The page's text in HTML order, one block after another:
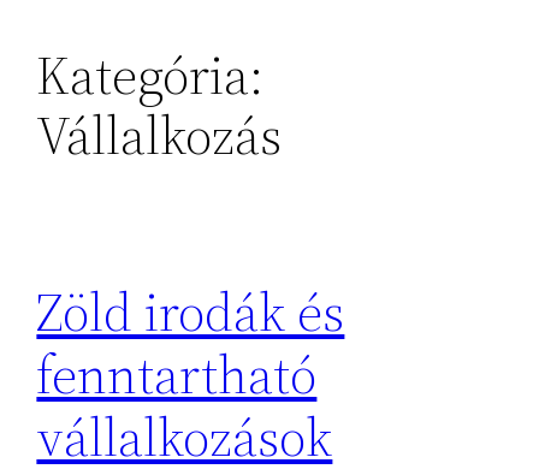
Kategória:
Vállalkozás
Zöld irodák és
fenntartható
vállalkozások